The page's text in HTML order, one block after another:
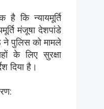
कि न्यायमूर्ति
मंजूषा देशपांडे
ने पुलिस को मामले
के लिए सुरक्षा
दिया है।